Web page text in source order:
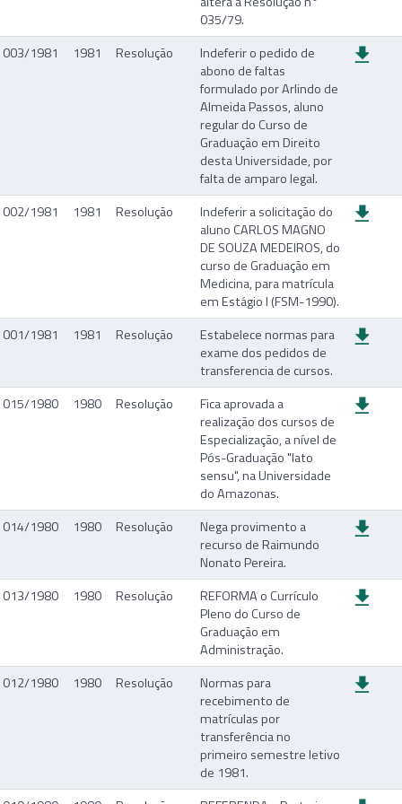
035/79.
003/1981
1981 Resolução
Indeferir o pedido de
abono de faltas
formulado por Arlindo de
Almeida Passos, aluno
regular do Curso de
Graduação em Direito
desta Universidade, por
falta de amparo legal.
002/1981
1981 Resolução
Indeferir a solicitação do
aluno CARLOS MAGNO
DE SOUZA MEDEIROS, do
curso de Graduação em
Medicina, para matrícula
em Estágio I (FSM-1990).
001/1981
1981 Resolução
Estabelece normas para
exame dos pedidos de
transferencia de cursos.
015/1980
1980 Resolução
Fica aprovada a
realização dos cursos de
Especialização, a nível de
Pós-Graduação "lato
sensu", na Universidade
do Amazonas.
014/1980
1980 Resolução
Nega provimento a
recurso de Raimundo
Nonato Pereira.
013/1980
1980 Resolução
REFORMA o Currículo
Pleno do Curso de
Graduação em
Administração.
012/1980
1980 Resolução
Normas para
recebimento de
matrículas por
transferência no
primeiro semestre letivo
de 1981.